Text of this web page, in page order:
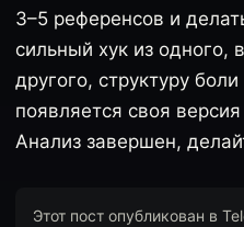
3–5 референсов и
сильный хук из одного,
другого, структуру
появляется своя
Анализ завершен,
Этот пост опубликован в